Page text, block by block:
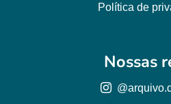
Política de
Nossas